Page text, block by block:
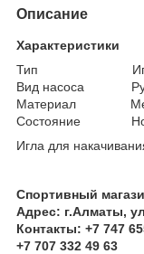
Описание
Характеристики
Тип Иглы
Вид насоса
Материал
Состояние
Игла для
Спортивный
Адрес: г.Алматы,
Контакты: +7 747
+7 707 332 49 63